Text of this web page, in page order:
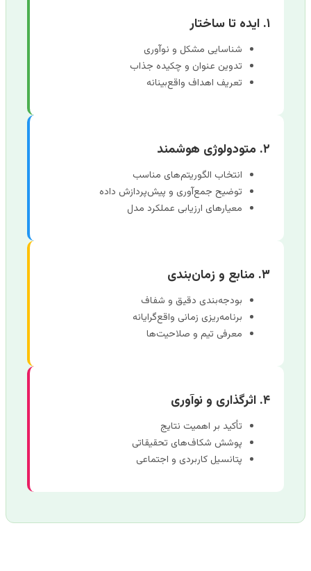
شناسایی مشکل و نوآوری
تدوین عنوان و چکیده جذاب
تعریف اهداف واقع‌بینانه
انتخاب الگوریتم‌های مناسب
توضیح جمع‌آوری و پیش‌پردازش داده
معیارهای ارزیابی عملکرد مدل
بودجه‌بندی دقیق و شفاف
برنامه‌ریزی زمانی واقع‌گرایانه
معرفی تیم و صلاحیت‌ها
تأکید بر اهمیت نتایج
پوشش شکاف‌های تحقیقاتی
پتانسیل کاربردی و اجتماعی